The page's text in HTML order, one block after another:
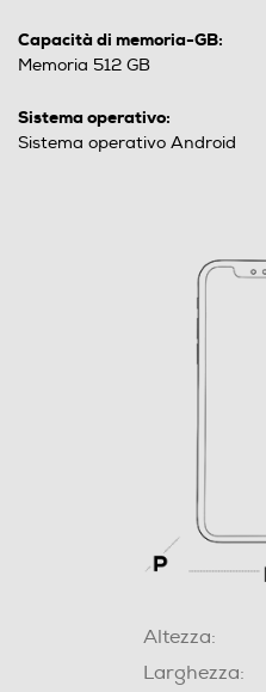
Capacità di memoria-GB:
Memoria 512 GB
Sistema operativo:
Sistema operativo Android
Altezza:
Larghezza: